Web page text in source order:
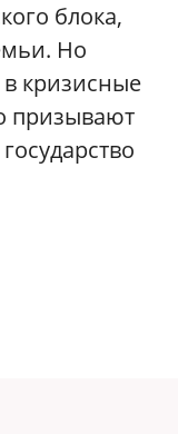
блока,
Но
кризисные
призывают